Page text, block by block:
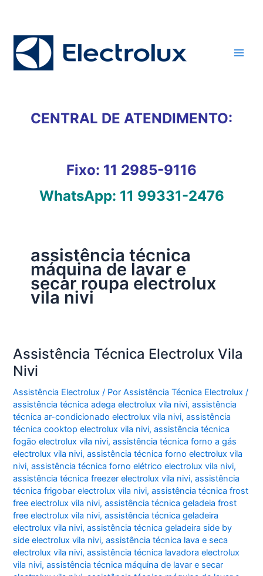
conteúdo
CENTRAL DE ATENDIMENTO:
Fixo: 11 2985-9116
WhatsApp: 11 99331-2476
assistência técnica
máquina de lavar e
secar roupa electrolux
vila nivi
Assistência Técnica Electrolux Vila
Nivi
Assistência Electrolux / PorAssistência Técnica Electrolux/
assistência técnica adega electrolux vila nivi,assistência
técnica ar-condicionado electrolux vila nivi,assistência
técnica cooktop electrolux vila nivi,assistência técnica
fogão electrolux vila nivi,assistência técnica forno a gás
electrolux vila nivi,assistência técnica forno electrolux vila
nivi,assistência técnica forno elétrico electrolux vila nivi,
assistência técnica freezer electrolux vila nivi,assistência
técnica frigobar electrolux vila nivi,assistência técnica frost
free electrolux vila nivi,assistência técnica geladeia frost
free electrolux vila nivi,assistência técnica geladeira
electrolux vila nivi,assistência técnica geladeira side by
side electrolux vila nivi,assistência técnica lava e seca
electrolux vila nivi,assistência técnica lavadora electrolux
vila nivi,assistência técnica máquina de lavar e secar